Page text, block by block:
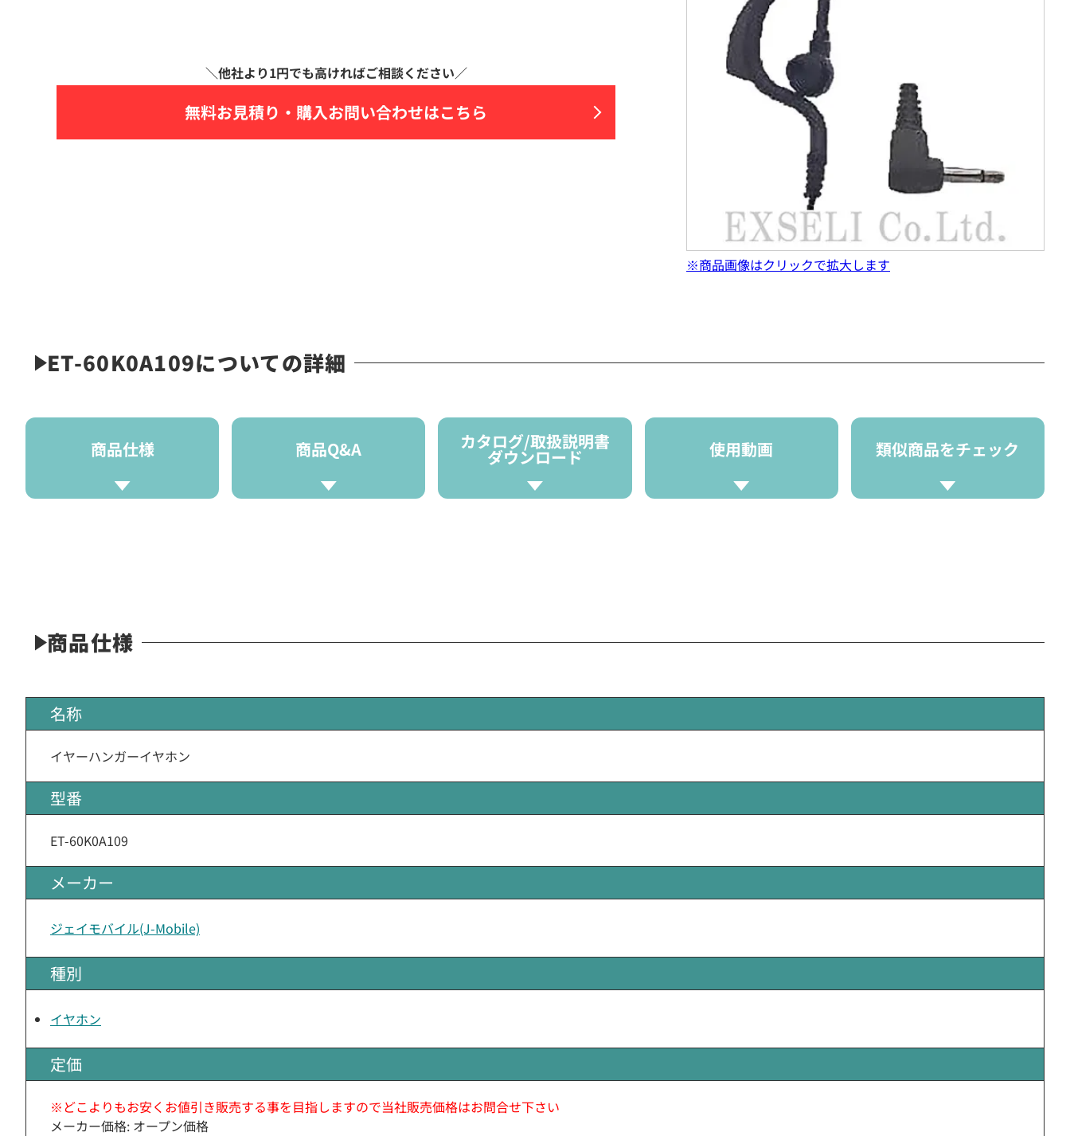
無料お見積り・ 購入お問い合わせはこちら
※商品画像はクリックで拡大します
ET-60K0A109についての詳細
商品仕様 商品Q&A カタログ/取扱説明書
ダウンロード 使用動画 類似商品をチェック
商品仕様
名称
イヤーハンガーイヤホン
型番
ET-60K0A109
メーカー
ジェイモバイル(J-Mobile)
種別
イヤホン
定価
※どこよりもお安くお値引き販売する事を目指しますので当社販売価格はお問合せ下さい
メーカー価格: オープン価格